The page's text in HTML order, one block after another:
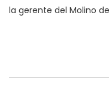
la gerente del Molino